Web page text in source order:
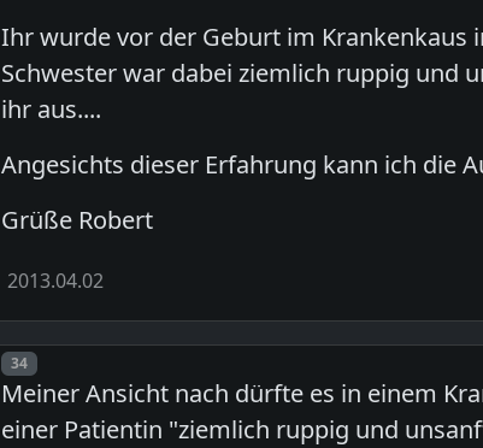
Ihr wurde vor der Geburt im
Schwester war dabei ziemlich ruppig und
ihr aus....
Angesichts dieser Erfahrung kann ich die
Grüße Robert
2013.04.02
Post number
34
Meiner Ansicht nach dürfte es in einem
einer Patientin "ziemlich ruppig und